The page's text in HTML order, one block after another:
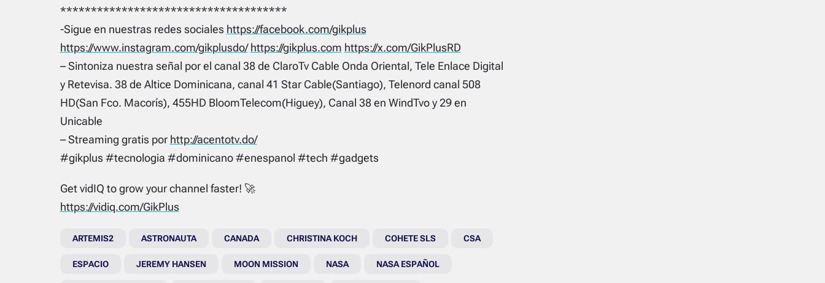
*************************************
-Sigue en nuestras redes sociales https://facebook.com/gikplus
https://www.instagram.com/gikplusdo/ https://gikplus.com https://x.com/GikPlusRD
– Sintoniza nuestra señal por el canal 38 de ClaroTv Cable Onda Oriental, Tele Enlace Digital
y Retevisa. 38 de Altice Dominicana, canal 41 Star Cable(Santiago), Telenord canal 508
HD(San Fco. Macorís), 455HD BloomTelecom(Higuey), Canal 38 en WindTvo y 29 en
Unicable
– Streaming gratis por http://acentotv.do/
#gikplus #tecnologia #dominicano #enespanol #tech #gadgets
Get vidIQ to grow your channel faster! 🚀
https://vidiq.com/GikPlus
ARTEMIS2 ASTRONAUTA CANADA CHRISTINA KOCH COHETE SLS CSA
ESPACIO JEREMY HANSEN MOON MISSION NASA NASA ESPAÑOL